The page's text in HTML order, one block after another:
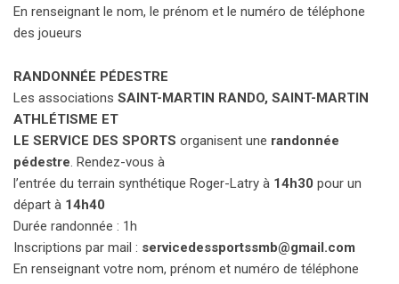
En renseignant le nom, le prénom et le numéro de téléphone
des joueurs
RANDONNÉE PÉDESTRE
Les associations SAINT-MARTIN RANDO, SAINT-MARTIN
ATHLÉTISME ET
LE SERVICE DES SPORTS organisent une randonnée
pédestre. Rendez-vous à
l’entrée du terrain synthétique Roger-Latry à 14h30 pour un
départ à 14h40
Durée randonnée : 1h
Inscriptions par mail : servicedessportssmb@gmail.com
En renseignant votre nom, prénom et numéro de téléphone